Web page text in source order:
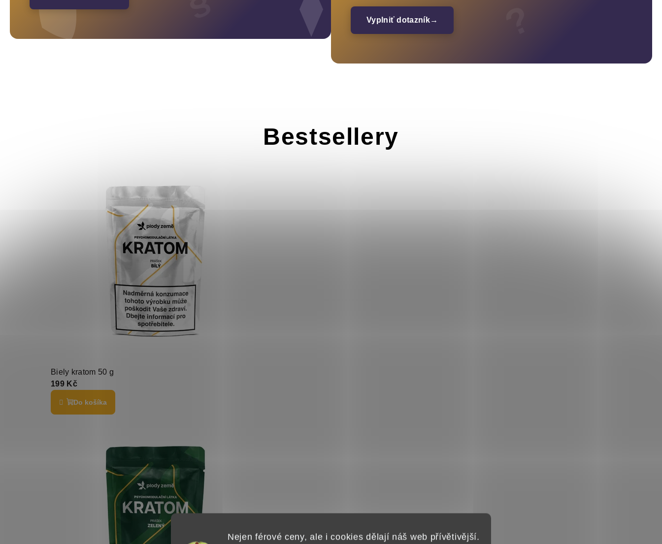
Nejen férové ceny, ale i cookies dělají náš web přívětivější.
Vyplniť dotazník→
Bestsellery
Biely kratom 50 g
199 Kč
Do košíka